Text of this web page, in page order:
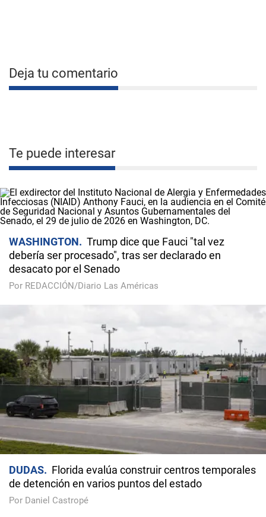
Deja tu comentario
Te puede interesar
WASHINGTON
Trump dice que Fauci "tal vez
debería ser procesado", tras ser declarado en
desacato por el Senado
Por REDACCIÓN/Diario Las Américas
DUDAS
Florida evalúa construir centros temporales
de detención en varios puntos del estado
Por Daniel Castropé